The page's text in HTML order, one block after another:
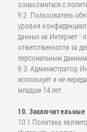
ознакомиться с
9.2. Пользователь
уровня
данных на Интернет -
ответственности за
персональным
9.3. Администратор
использует и не
младше 14 лет.
10.
10.1.Политика